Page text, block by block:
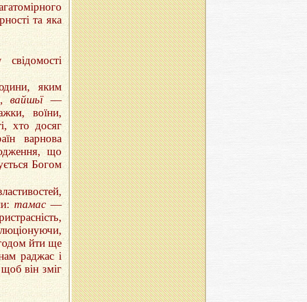
та яка
яким
вайшьї—
воїни,
хто досяг
варнова
що
Богом
тамас—
йти ще
раджас і
він зміг